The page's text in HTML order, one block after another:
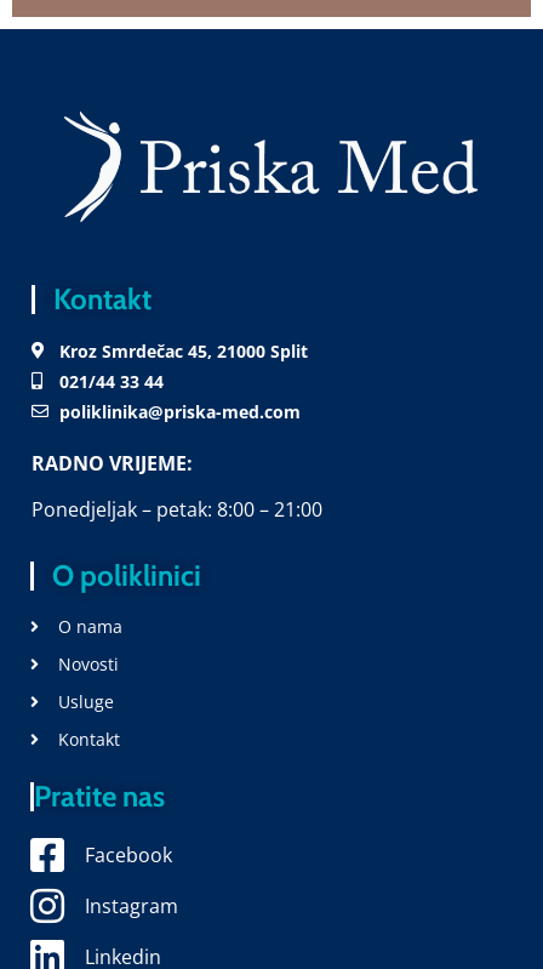
Kontakt
Kroz Smrdečac 45, 21000 Split
021/44 33 44
poliklinika@priska-med.com
RADNO VRIJEME:
Ponedjeljak – petak: 8:00 – 21:00
O poliklinici
O nama
Novosti
Usluge
Kontakt
Pratite nas
Facebook
Instagram
Linkedin